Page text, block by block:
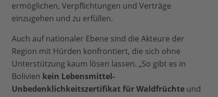
ermöglichen, Verpflichtungen und Verträge
einzugehen und zu erfüllen.
Auch auf nationaler Ebene sind die Akteure der
Region mit Hürden konfrontiert, die sich ohne
Unterstützung kaum lösen lassen. „So gibt es in
Bolivien kein Lebensmittel-
Unbedenklichkeitszertifikat für Waldfrüchte und